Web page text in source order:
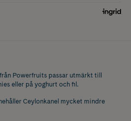
Powerfruits passar utmärkt till
eller på yoghurt och fil.
Ceylonkanel mycket mindre